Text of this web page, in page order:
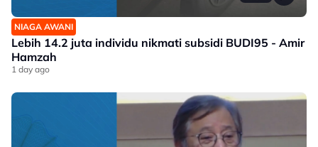
NIAGA AWANI
Lebih 14.2 juta individu nikmati subsidi BUDI95 - Amir
Hamzah
1 day ago